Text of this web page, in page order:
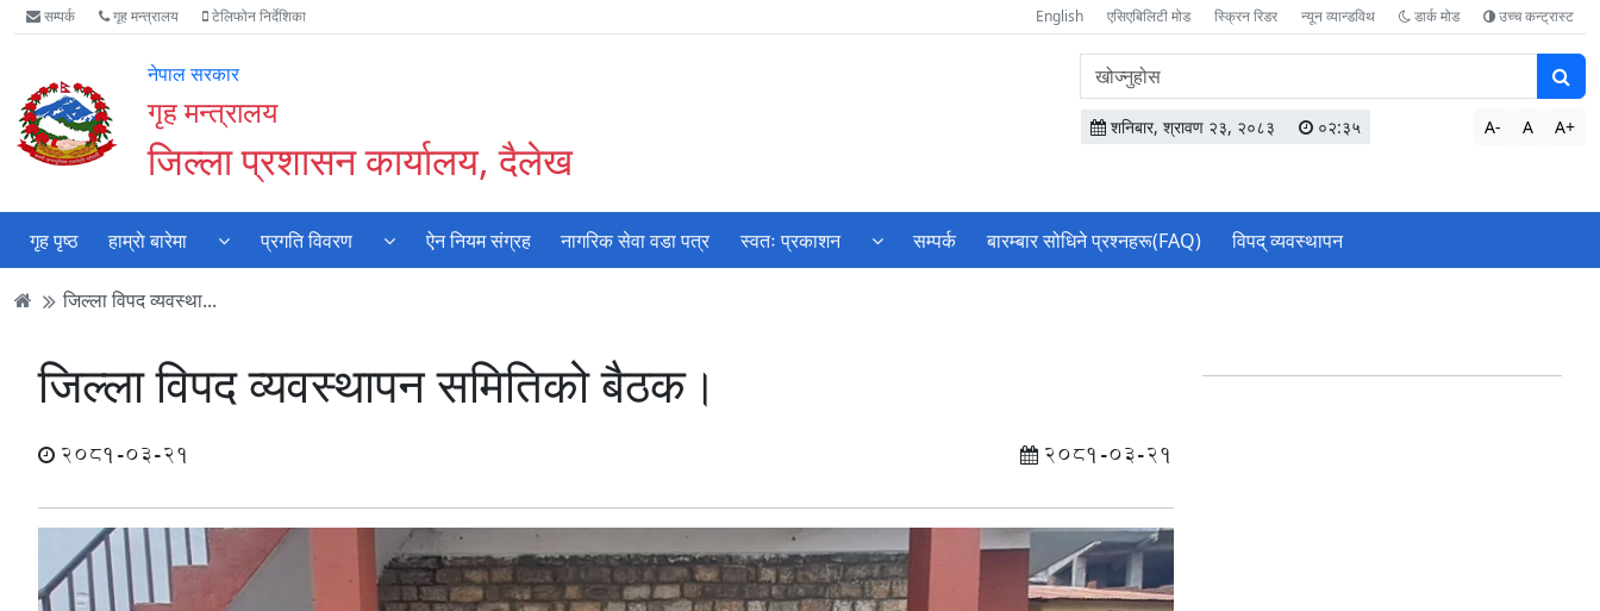
Accessibility
Mode
गर्नुहोस्
मुख्य
सामाग्री
मुख्य
नेभिगेसन
वेबसाइट
खोजमा
सम्पर्क गृह मन्त्रालय टेलिफोन निर्देशिका English एसिएबिलिटी मोड स्क्रिन रिडर न्यून व्यान्डविथ डार्क मोड उच्च कन्ट्रास्ट
नेपाल सरकार
गृह मन्त्रालय
जिल्ला प्रशासन कार्यालय, दैलेख
वेबसाइटमा
सामग्री
खोज्नुहोस
शनिबार, श्रावण २३, २०८३ ०२:३५ A- A A+
गृह पृष्ठ हाम्राे बारेमा प्रगति विवरण ऐन नियम संग्रह नागरिक सेवा वडा पत्र स्वतः प्रकाशन सम्पर्क बारम्बार सोधिने प्रश्नहरू(FAQ) विपद् व्यवस्थापन
जिल्ला विपद व्यवस्था...
जिल्ला विपद व्यवस्थापन समितिको बैठक।
2081-03-21 2081-03-21